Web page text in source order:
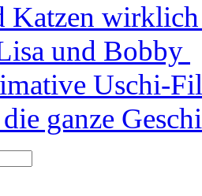
Katzen
und Bobby
Uschi-
ganze